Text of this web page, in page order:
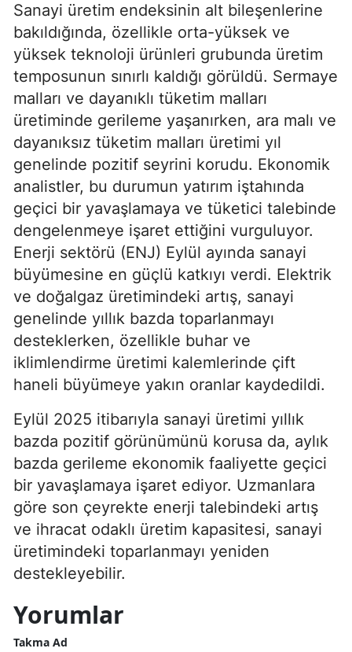
Sanayi üretim endeksinin alt bileşenlerine
bakıldığında, özellikle orta-yüksek ve
yüksek teknoloji ürünleri grubunda üretim
temposunun sınırlı kaldığı görüldü. Sermaye
malları ve dayanıklı tüketim malları
üretiminde gerileme yaşanırken, ara malı ve
dayanıksız tüketim malları üretimi yıl
genelinde pozitif seyrini korudu. Ekonomik
analistler, bu durumun yatırım iştahında
geçici bir yavaşlamaya ve tüketici talebinde
dengelenmeye işaret ettiğini vurguluyor.
Enerji sektörü (ENJ) Eylül ayında sanayi
büyümesine en güçlü katkıyı verdi. Elektrik
ve doğalgaz üretimindeki artış, sanayi
genelinde yıllık bazda toparlanmayı
desteklerken, özellikle buhar ve
iklimlendirme üretimi kalemlerinde çift
haneli büyümeye yakın oranlar kaydedildi.
Eylül 2025 itibarıyla sanayi üretimi yıllık
bazda pozitif görünümünü korusa da, aylık
bazda gerileme ekonomik faaliyette geçici
bir yavaşlamaya işaret ediyor. Uzmanlara
göre son çeyrekte enerji talebindeki artış
ve ihracat odaklı üretim kapasitesi, sanayi
üretimindeki toparlanmayı yeniden
destekleyebilir.
Yorumlar
Takma Ad